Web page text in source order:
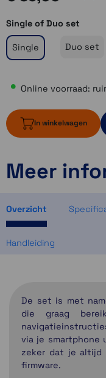
Single of Duo set
Single Duo set
Online voorraad:
In winkelwagen
ruim op
2
Meer
Overzicht
Handleiding
De set is met
die graag
via je smartphone
zeker dat je
firmware.